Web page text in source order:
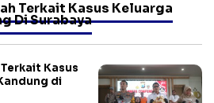
Terkait Kasus Keluarga
Di Surabaya
Kasus
di